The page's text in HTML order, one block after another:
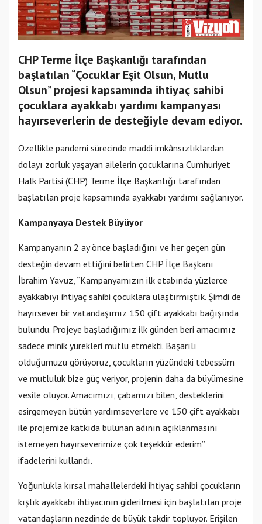
CHP Terme İlçe Başkanlığı tarafından
başlatılan “Çocuklar Eşit Olsun, Mutlu
Olsun” projesi kapsamında ihtiyaç sahibi
çocuklara ayakkabı yardımı kampanyası
hayırseverlerin de desteğiyle devam ediyor.
Özellikle pandemi sürecinde maddi imkânsızlıklardan
dolayı zorluk yaşayan ailelerin çocuklarına Cumhuriyet
Halk Partisi (CHP) Terme İlçe Başkanlığı tarafından
başlatılan proje kapsamında ayakkabı yardımı sağlanıyor.
Kampanyaya Destek Büyüyor
Kampanyanın 2 ay önce başladığını ve her geçen gün
desteğin devam ettiğini belirten CHP İlçe Başkanı
İbrahim Yavuz, “Kampanyamızın ilk etabında yüzlerce
ayakkabıyı ihtiyaç sahibi çocuklara ulaştırmıştık. Şimdi de
hayırsever bir vatandaşımız 150 çift ayakkabı bağışında
bulundu. Projeye başladığımız ilk günden beri amacımız
sadece minik yürekleri mutlu etmekti. Başarılı
olduğumuzu görüyoruz, çocukların yüzündeki tebessüm
ve mutluluk bize güç veriyor, projenin daha da büyümesine
vesile oluyor. Amacımızı, çabamızı bilen, desteklerini
esirgemeyen bütün yardımseverlere ve 150 çift ayakkabı
ile projemize katkıda bulunan adının açıklanmasını
istemeyen hayırseverimize çok teşekkür ederim”
ifadelerini kullandı.
Yoğunlukla kırsal mahallelerdeki ihtiyaç sahibi çocukların
kışlık ayakkabı ihtiyacının giderilmesi için başlatılan proje
vatandaşların nezdinde de büyük takdir topluyor. Erişilen